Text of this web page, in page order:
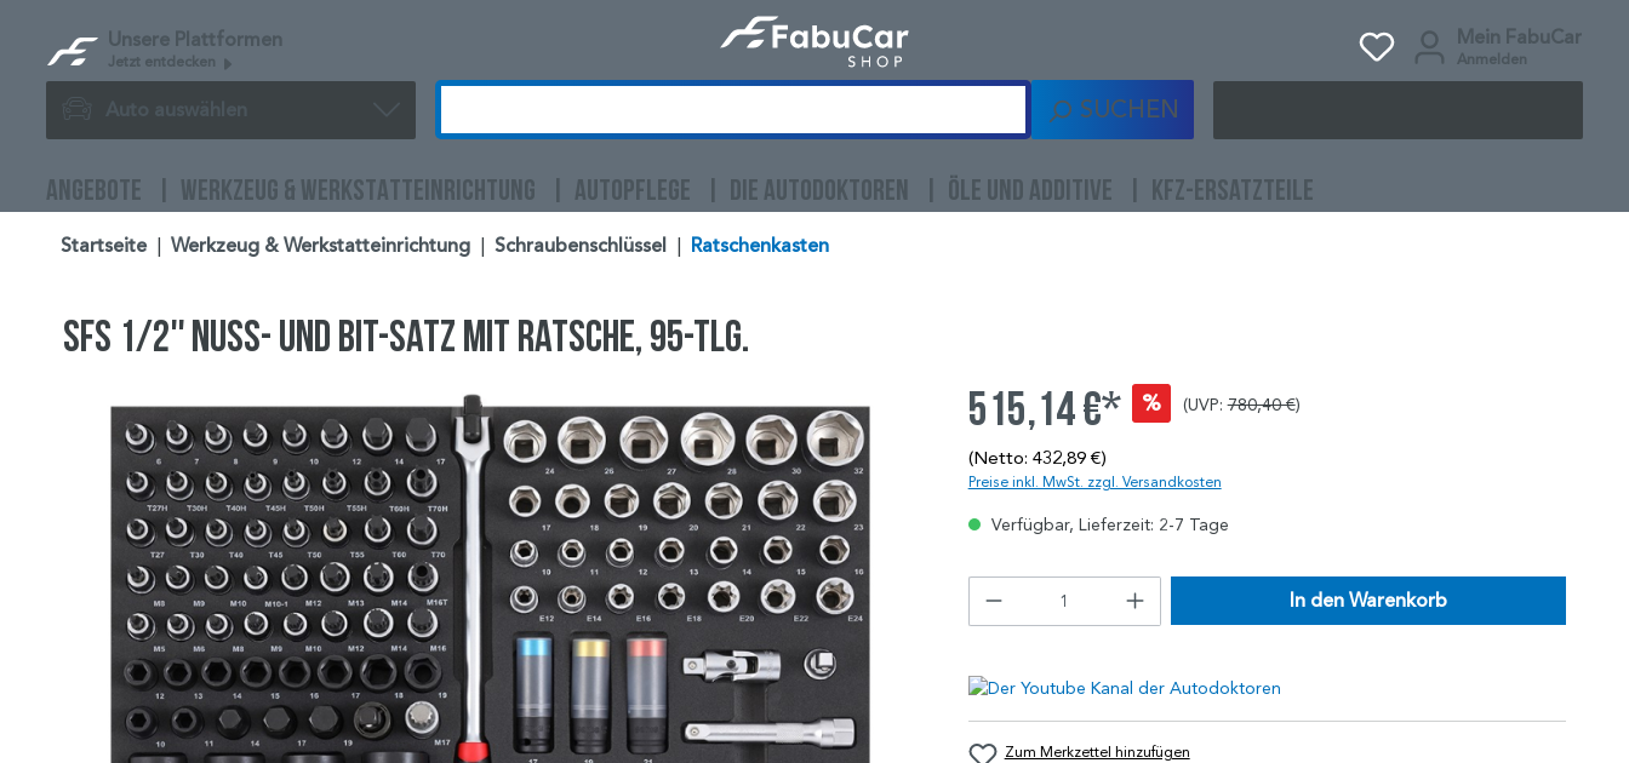
Unsere Plattformen
Jetzt entdecken
Mein FabuCar
Anmelden
Auto auswählen SUCHEN
ANGEBOTE WERKZEUG & WERKSTATTEINRICHTUNG AUTOPFLEGE DIE AUTODOKTOREN ÖLE UND ADDITIVE KFZ-ERSATZTEILE
Startseite Werkzeug & Werkstatteinrichtung Schraubenschlüssel Ratschenkasten
SFS 1/2'' Nuss- und Bit-Satz mit Ratsche, 95-tlg.
515,14 €* % (UVP:780,40 €)
(Netto: 432,89 €)
Preise inkl. MwSt. zzgl. Versandkosten
Verfügbar, Lieferzeit: 2-7 Tage
In den Warenkorb
Zum Merkzettel hinzufügen